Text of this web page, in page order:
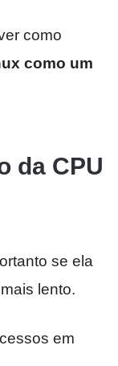
como
como um
da CPU
se ela
lento.
em